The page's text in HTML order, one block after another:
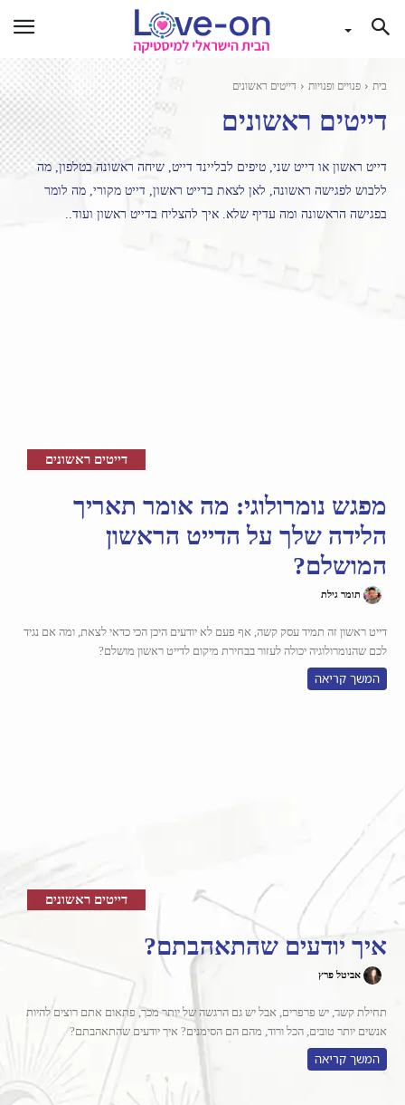
בית פנויים ופנויות דייטים ראשונים
דייטים ראשונים
דייט ראשון או דייט שני, טיפים לבליינד דייט, שיחה ראשונה בטלפון, מה
ללבוש לפגישה ראשונה, לאן לצאת בדייט ראשון, דייט מקורי, מה לומר
בפגישה הראשונה ומה עדיף שלא. איך להצליח בדייט ראשון ועוד..
דייטים ראשונים
מפגש נומרולוגי: מה אומר תאריך
הלידה שלך על הדייט הראשון
המושלם?
תומר גילת
דייט ראשון זה תמיד עסק קשה, אף פעם לא יודעים היכן הכי כדאי לצאת, ומה אם נגיד
לכם שהנומרולוגיה יכולה לעזור בבחירת מיקום לדייט ראשון מושלם?
המשך קריאה
דייטים ראשונים
איך יודעים שהתאהבתם?
אביטל פרץ
תחילת קשר, יש פרפרים, אבל יש גם הרגשה של יותר מכך, פתאום אתם רוצים להיות
אנשים יותר טובים, הכל ורוד, מהם הם הסימנים? איך יודעים שהתאהבתם?
המשך קריאה